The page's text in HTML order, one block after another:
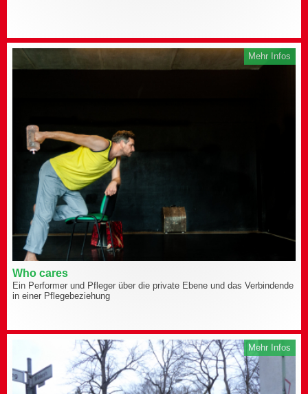
Mehr Infos
Who cares
Ein Performer und Pfleger über die private Ebene und das Verbindende
in einer Pflegebeziehung
Mehr Infos